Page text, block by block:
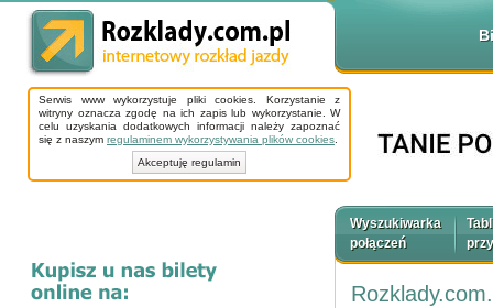
Serwis www wykorzystuje pliki cookies. Korzystanie z
witryny oznacza zgodę na ich zapis lub wykorzystanie. W
celu uzyskania dodatkowych informacji należy zapoznać
się z naszym regulaminem wykorzystywania plików cookies
Akceptuję regulamin
Wyszukiwarka
połączeń